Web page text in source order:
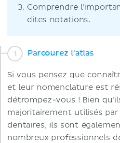
Comprendre
dites notations.
Parcourez l'atlas
Si vous pensez que
et leur nomenclature est
détrompez-vous ! Bien
majoritairement utilisés
dentaires, ils sont
nombreux professionnels